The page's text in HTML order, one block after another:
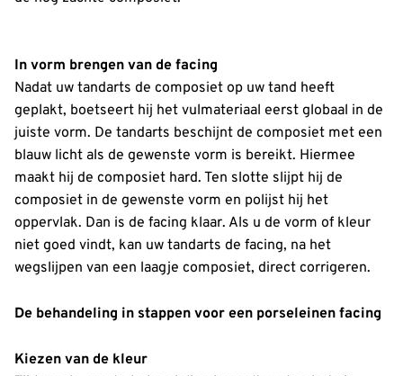
In vorm brengen van de facing
Nadat uw tandarts de composiet op uw tand heeft
geplakt, boetseert hij het vulmateriaal eerst globaal in de
juiste vorm. De tandarts beschijnt de composiet met een
blauw licht als de gewenste vorm is bereikt. Hiermee
maakt hij de composiet hard. Ten slotte slijpt hij de
composiet in de gewenste vorm en polijst hij het
oppervlak. Dan is de facing klaar. Als u de vorm of kleur
niet goed vindt, kan uw tandarts de facing, na het
wegslijpen van een laagje composiet, direct corrigeren.
De behandeling in stappen voor een porseleinen facing
Kiezen van de kleur